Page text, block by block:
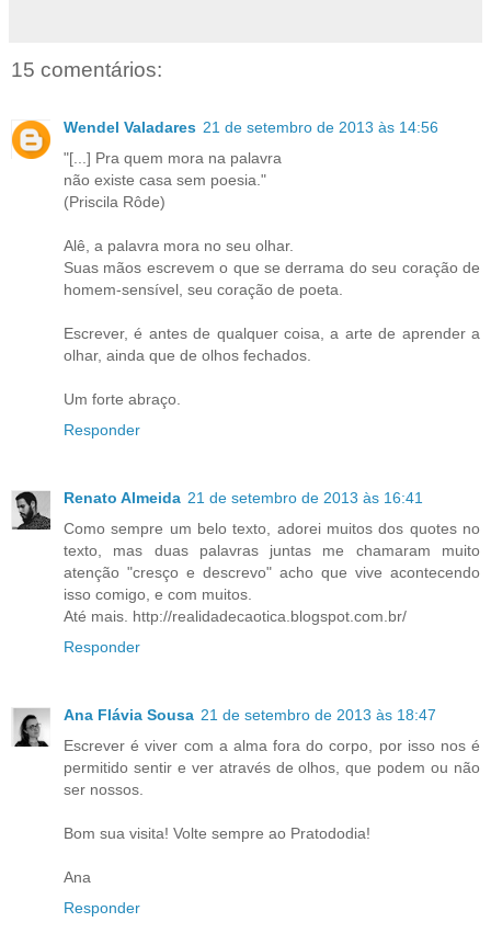
15 comentários:
Wendel Valadares 21 de setembro de 2013 às 14:56
"[...] Pra quem mora na palavra
não existe casa sem poesia."
(Priscila Rôde)
Alê, a palavra mora no seu olhar.
Suas mãos escrevem o que se derrama do seu coração de
homem-sensível, seu coração de poeta.
Escrever, é antes de qualquer coisa, a arte de aprender a
olhar, ainda que de olhos fechados.
Um forte abraço.
Responder
Renato Almeida 21 de setembro de 2013 às 16:41
Como sempre um belo texto, adorei muitos dos quotes no
texto, mas duas palavras juntas me chamaram muito
atenção "cresço e descrevo" acho que vive acontecendo
isso comigo, e com muitos.
Até mais. http://realidadecaotica.blogspot.com.br/
Responder
Ana Flávia Sousa 21 de setembro de 2013 às 18:47
Escrever é viver com a alma fora do corpo, por isso nos é
permitido sentir e ver através de olhos, que podem ou não
ser nossos.
Bom sua visita! Volte sempre ao Pratododia!
Ana
Responder